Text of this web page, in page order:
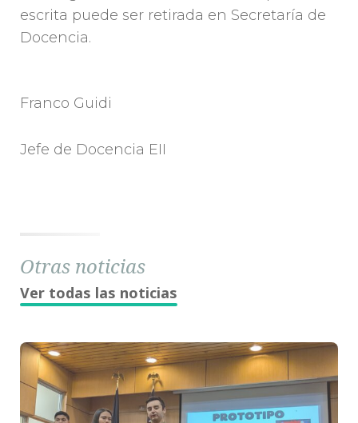
escrita puede ser retirada en Secretaría de
Docencia.
Franco Guidi
Jefe de Docencia EII
Otras noticias
Ver todas las noticias